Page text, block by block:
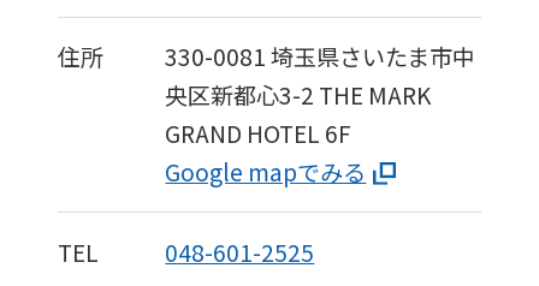
住所 330-0081埼玉県さいたま市中
央区新都心3-2 THE MARK
GRAND HOTEL 6F
Google mapでみる
TEL 048-601-2525